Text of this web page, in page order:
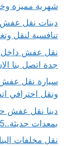
شهرية مميزة
تنافسية لنقل وتغليف
جدة اتصل بنا
ونقل احترافي
دينا نقل عفش
بمعدات حديثة..15%خصم على خدمةالتغليف
نقل مخلفات